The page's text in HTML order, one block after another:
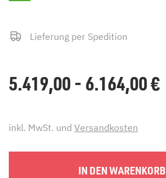
Lieferung per Spedition
5.419,00 - 6.164,00€
inkl. MwSt. und Versandkosten
IN DEN WARENKORB